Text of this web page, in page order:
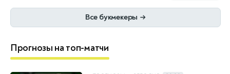
Все букмекеры →
Прогнозы на топ-матчи